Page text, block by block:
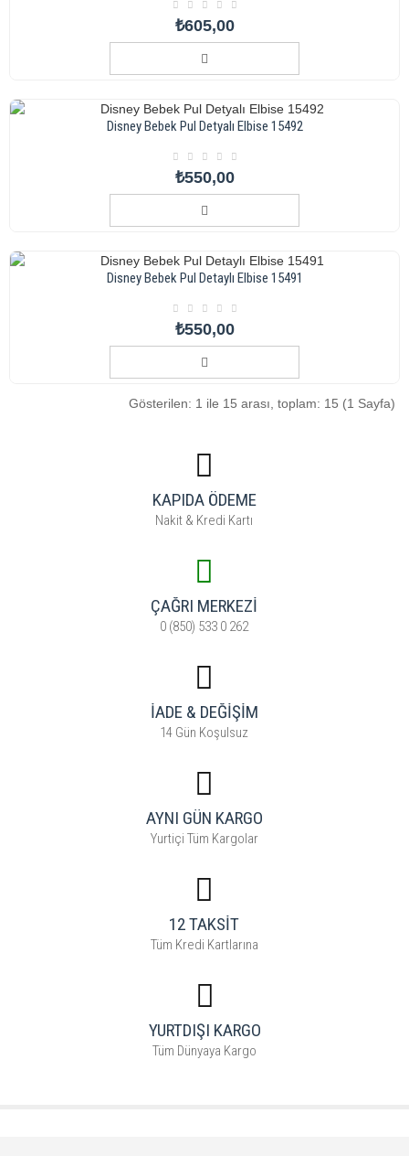
₺605,00
Disney Bebek Pul Detyalı Elbise 15492
₺550,00
Disney Bebek Pul Detaylı Elbise 15491
₺550,00
Gösterilen: 1 ile 15 arası, toplam: 15 (1 Sayfa)
KAPIDA ÖDEME
Nakit & Kredi Kartı
ÇAĞRI MERKEZI
0 (850) 533 0 262
İADE & DEĞİŞİM
14 Gün Koşulsuz
AYNI GÜN KARGO
Yurtiçi Tüm Kargolar
12 TAKSİT
Tüm Kredi Kartlarına
YURTDIŞI KARGO
Tüm Dünyaya Kargo